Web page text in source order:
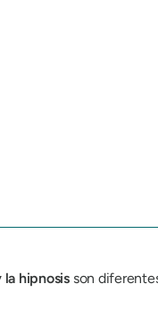
la hipnosisson